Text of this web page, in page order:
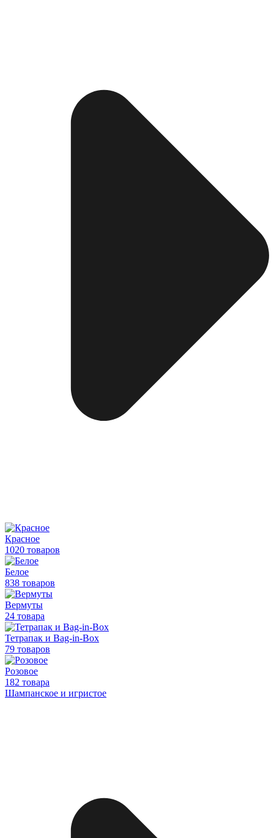
Красное
1020 товаров
Белое
838 товаров
Вермуты
24 товара
Тетрапак и Bag-in-Box
79 товаров
Розовое
182 товара
Шампанское и игристое